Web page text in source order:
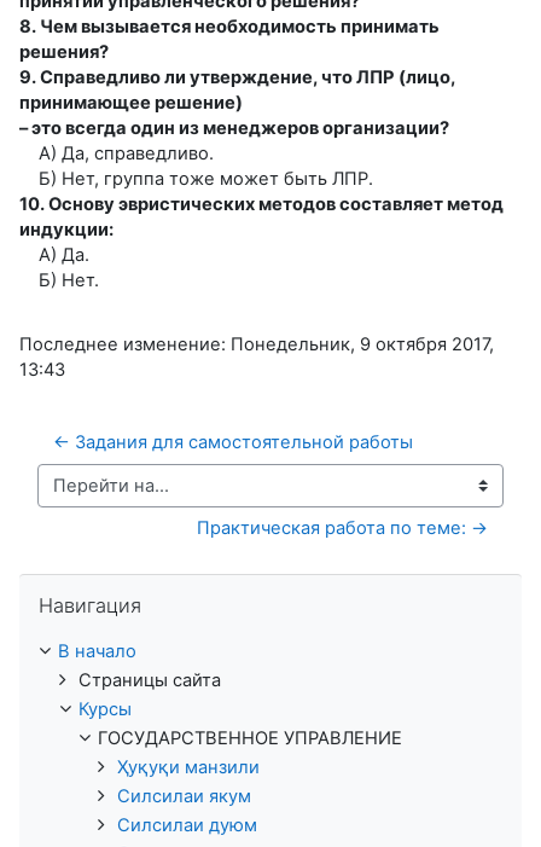
8. Чем вызывается необходимость принимать
решения?
9. Справедливо ли утверждение, что ЛПР (лицо,
принимающее решение)
– это всегда один из менеджеров организации?
А) Да, справедливо.
Б) Нет, группа тоже может быть ЛПР.
10. Основу эвристических методов составляет метод
индукции:
А) Да.
Б) Нет.
Последнее изменение: Понедельник, 9 октября 2017,
13:43
← Задания для самостоятельной работы
Перейти на...
Практическая работа по теме: →
Навигация
В начало
Страницы сайта
Курсы
ГОСУДАРСТВЕННОЕ УПРАВЛЕНИЕ
Ҳуқуқи манзили
Силсилаи якум
Силсилаи дуюм